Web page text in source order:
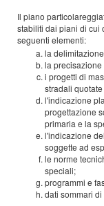
Il piano
stabiliti dai piani di cui
seguenti elementi:
la
la
i progetti di
stradali
l'indicazione
progettazione
primaria e la
l'indicazione
soggette ad
le norme
speciali;
programmi e
dati sommari di